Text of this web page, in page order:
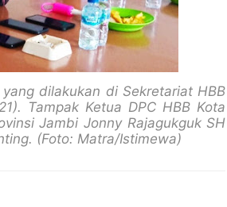
dilakukan di Sekretariat HBB
Tampak Ketua DPC HBB Kota
Jambi Jonny Rajagukguk SH
(Foto: Matra/Istimewa)